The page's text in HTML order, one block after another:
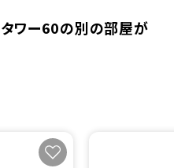
ワー60の別の部屋が